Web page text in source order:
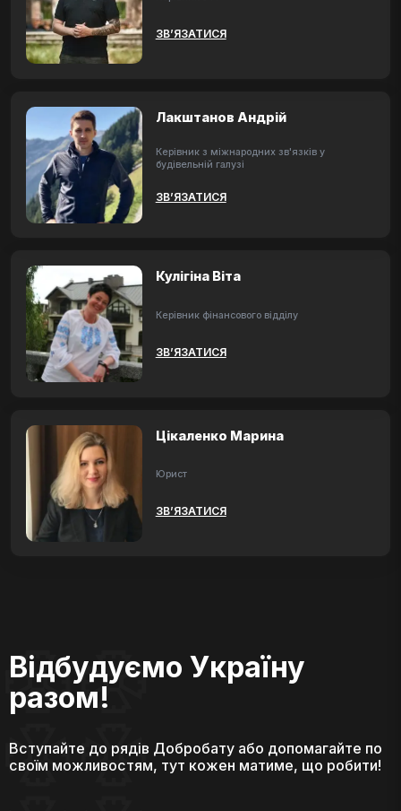
ЗВ’ЯЗАТИСЯ
Лакштанов Андрій
Керівник з міжнародних зв'язків у
будівельній галузі
ЗВ’ЯЗАТИСЯ
Кулігіна Віта
Керівник фінансового відділу
ЗВ’ЯЗАТИСЯ
Цікаленко Марина
Юрист
ЗВ’ЯЗАТИСЯ
Відбудуємо Україну
разом!
Вступайте до рядів Добробату або допомагайте по
своїм можливостям, тут кожен матиме, що робити!